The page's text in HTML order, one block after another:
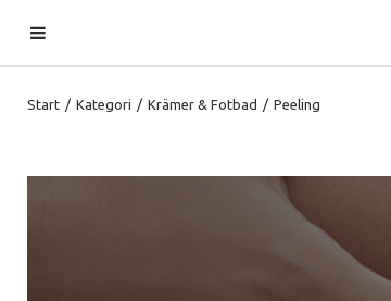
Start / Kategori / Krämer & Fotbad / Peeling